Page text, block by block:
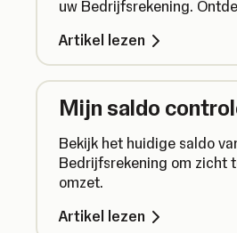
uw Bedrijfsrekening.
er aan kunt doen.
Artikel lezen
Mijn saldo
Bekijk het huidige saldo
Bedrijfsrekening om zicht
omzet.
Artikel lezen